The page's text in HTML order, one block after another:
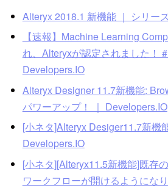
Alteryx 2018.1 新機能 ｜ シリー
【速報】Machine Learning
れ、Alteryxが認定されました！
Developers.IO
Alteryx Designer 11.7新機能:
パワーアップ！ ｜ Developers.IO
[小ネタ]Alteryx Desiger11.7新機
Developers.IO
[小ネタ][Alteryx11.5新機能]既存
ワークフローが開けるようにな